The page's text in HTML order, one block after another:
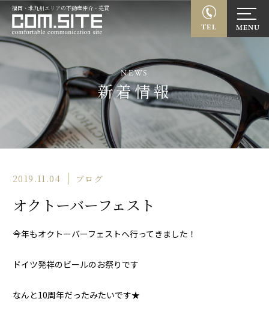
福岡・北九州エリアの不動産仲介・売買
TEL
NEWS
新着情報
2019.11.04 ブログ
オクトーバーフェスト
今年もオクトーバーフェストへ行ってきました！
ドイツ発祥のビールのお祭りです
なんと10周年だったみたいです★